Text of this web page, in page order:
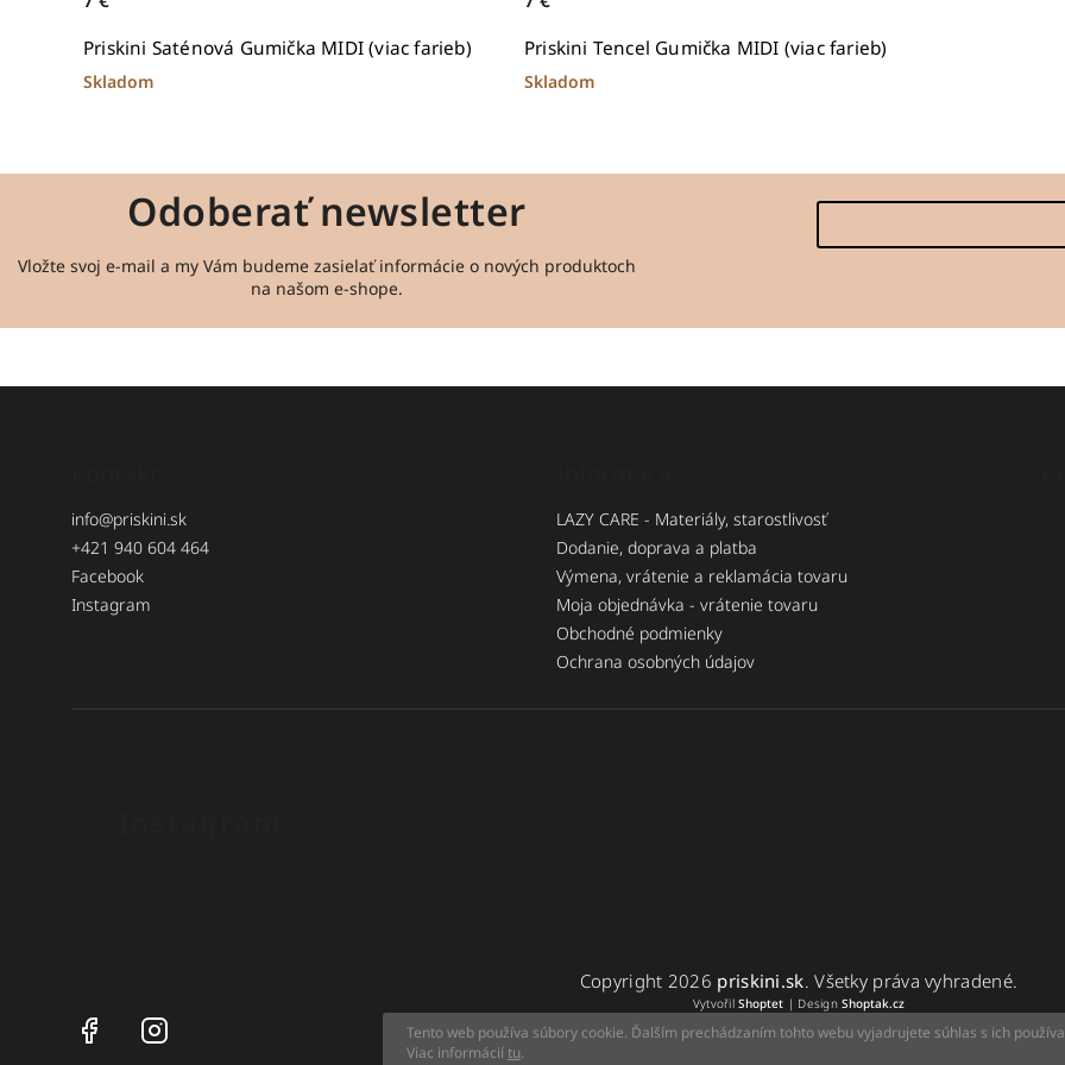
Tento web používa súbory cookie. Ďalším prechádzaním tohto webu vyjadrujete súhlas s ich
Viac informácií tu.
Priskini Saténová Gumička MIDI (viac farieb)
Skladom
Priskini Tencel Gumička MIDI (viac farieb)
Skladom
Odoberať newsletter
Vložte svoj e-mail a my Vám budeme zasielať informácie o nových produktoch
na našom e-shope.
info@priskini.sk
+421 940 604 464
Facebook
Instagram
LAZY CARE - Materiály, starostlivosť
Dodanie, doprava a platba
Výmena, vrátenie a reklamácia tovaru
Moja objednávka - vrátenie tovaru
Obchodné podmienky
Ochrana osobných údajov
Copyright 2026 priskini.sk. Všetky práva vyhradené.
VytvořilShoptet | DesignShoptak.cz
Facebook